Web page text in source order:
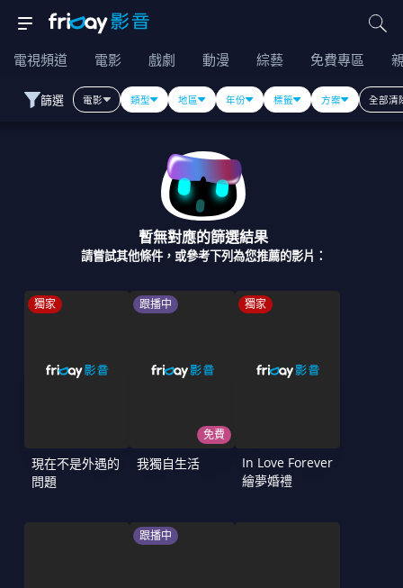
電視頻道 電影 戲劇 動漫 綜藝 免費專區
篩選 電影 類型 地區 年份 標籤 方案 全部清
暫無對應的篩選結果
請嘗試其他條件，或參考下列為您推薦的影片：
獨家
現在不是外遇的
問題
跟播中
免費
我獨自生活
獨家
In Love Forever
繪夢婚禮
跟播中